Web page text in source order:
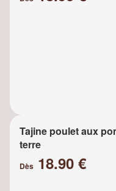
Tajine poulet aux
terre
Dès 18.90 €